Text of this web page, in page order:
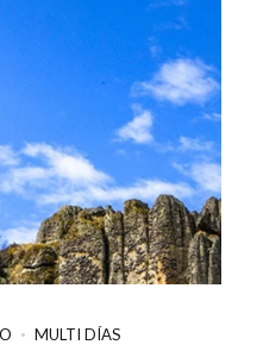
MULTI DÍAS